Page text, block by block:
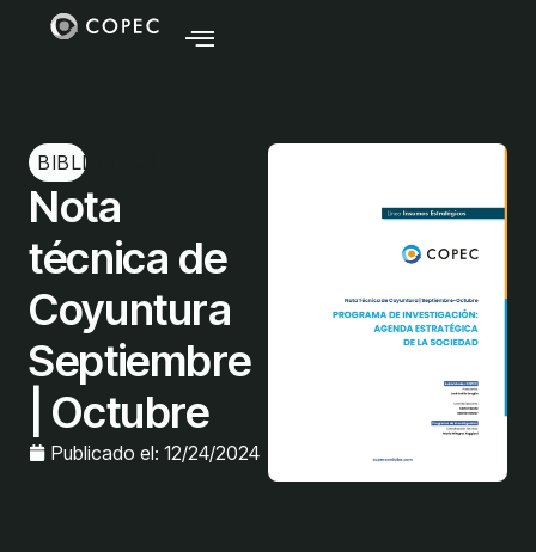
BIBLIOTECA
Nota
técnica de
Coyuntura
Septiembre
| Octubre
Publicado el: 12/24/2024